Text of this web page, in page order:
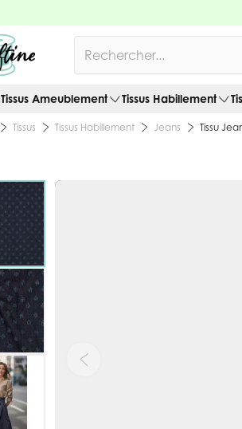
Tissus Ameublement Tissus Habillement
Tissus Tissus Habillement Jeans Tissu